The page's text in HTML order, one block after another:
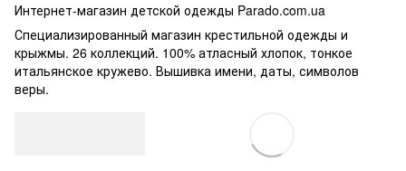
Интернет-магазин детской одежды Parado.com.ua
Специализированный магазин крестильной одежды и
крыжмы. 26 коллекций. 100% атласный хлопок, тонкое
итальянское кружево. Вышивка имени, даты, символов
веры.